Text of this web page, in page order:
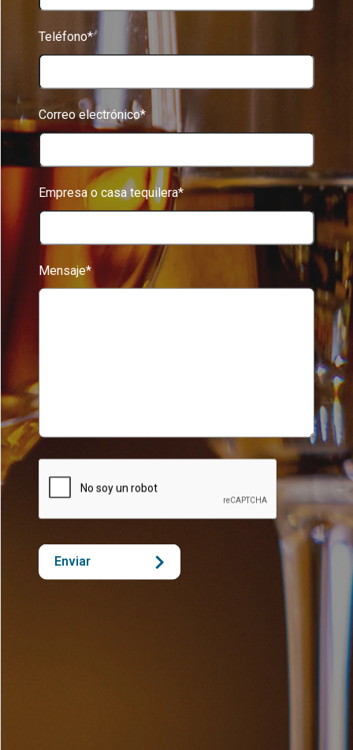
Teléfono*
Correo electrónico*
Empresa o casa tequilera*
Mensaje*
Enviar